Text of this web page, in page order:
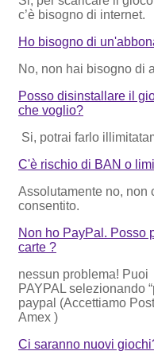
c’è bisogno di internet.
Ho bisogno di
No, non hai bisogno di
Posso disinstallare il
che voglio?
Si, potrai farlo
C'è rischio di BAN o
Assolutamente no, non
consentito.
Non ho PayPal. Posso
carte ?
nessun problema!
PAYPAL selezionando
paypal (Accettiamo
Amex )
Ci saranno nuovi